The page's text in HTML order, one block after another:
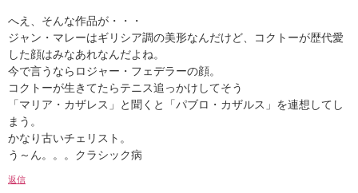
へえ、そんな作品が・・・
ジャン・マレーはギリシア調の美形なんだけど、コクトーが歴代愛
した顔はみなあれなんだよね。
今で言うならロジャー・フェデラーの顔。
コクトーが生きてたらテニス追っかけしてそう
「マリア・カザレス」と聞くと「パブロ・カザルス」を連想してし
まう。
かなり古いチェリスト。
う～ん。。。クラシック病
返信